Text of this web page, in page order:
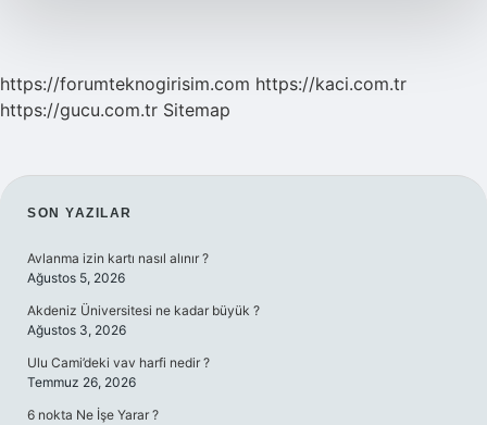
https://forumteknogirisim.com https://kaci.com.tr
https://gucu.com.tr Sitemap
SIDEBAR
SON YAZILAR
Avlanma izin kartı nasıl alınır ?
Ağustos 5, 2026
Akdeniz Üniversitesi ne kadar büyük ?
Ağustos 3, 2026
Ulu Cami’deki vav harfi nedir ?
Temmuz 26, 2026
6 nokta Ne İşe Yarar ?